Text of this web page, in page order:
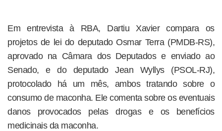
Em entrevista à RBA, Dartiu Xavier compara os
projetos de lei do deputado Osmar Terra (PMDB-RS),
aprovado na Câmara dos Deputados e enviado ao
Senado, e do deputado Jean Wyllys (PSOL-RJ),
protocolado há um mês, ambos tratando sobre o
consumo de maconha. Ele comenta sobre os eventuais
danos provocados pelas drogas e os benefícios
medicinais da maconha.